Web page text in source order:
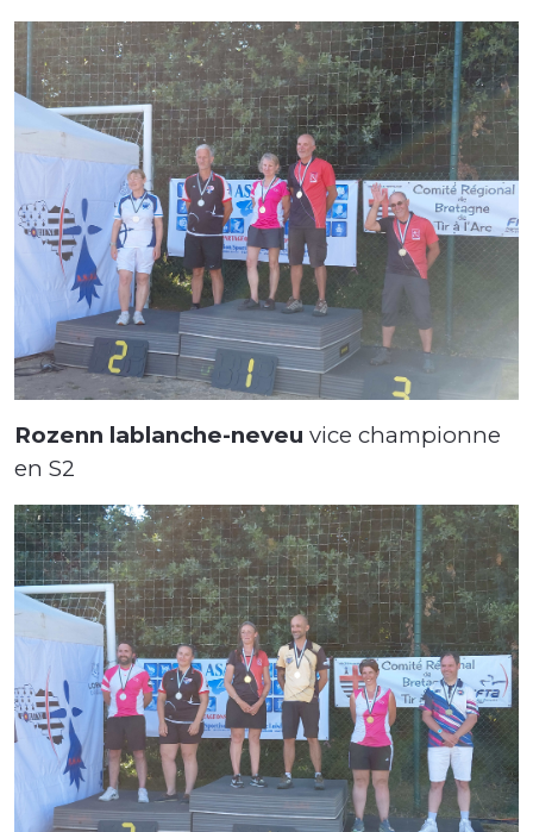
Rozenn lablanche-neveu vice championne
en S2